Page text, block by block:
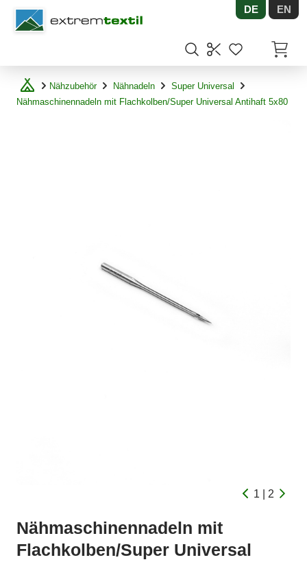
Shopware DE EN
Nähzubehör Nähnadeln
Super Universal
Nähmaschinennadeln mit Flachkolben/Super Universal Antihaft 5x80
1 | 2
Nähmaschinennadeln mit
Flachkolben/Super Universal